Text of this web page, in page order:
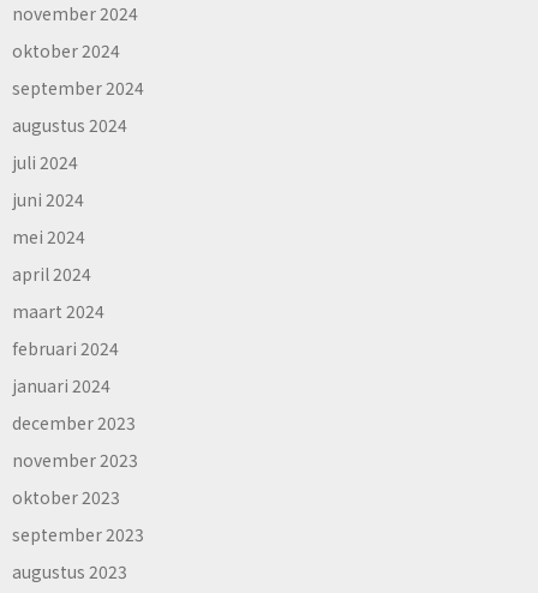
november 2024
oktober 2024
september 2024
augustus 2024
juli 2024
juni 2024
mei 2024
april 2024
maart 2024
februari 2024
januari 2024
december 2023
november 2023
oktober 2023
september 2023
augustus 2023